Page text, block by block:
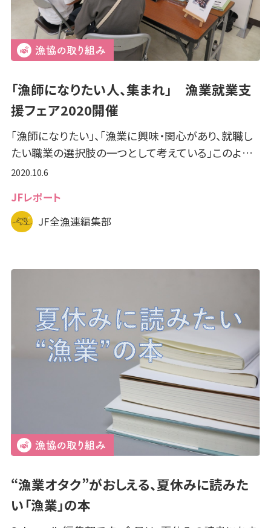
「漁師になりたい人、集まれ」 漁業就業支
援フェア2020開催
「漁師になりたい」、「漁業に興味・関心があり、就職し
たい職業の選択肢の一つとして考えている」このよ…
2020.10.6
JFレポート
JF全漁連編集部
“漁業オタク”がおしえる、夏休みに読みた
い「漁業」の本